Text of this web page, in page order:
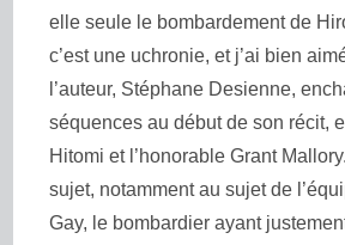
elle seule le bombardement de
c’est une uchronie, et j’ai bien
l’auteur, Stéphane Desienne,
séquences au début de son récit,
Hitomi et l’honorable Grant
sujet, notamment au sujet de
Gay, le bombardier ayant